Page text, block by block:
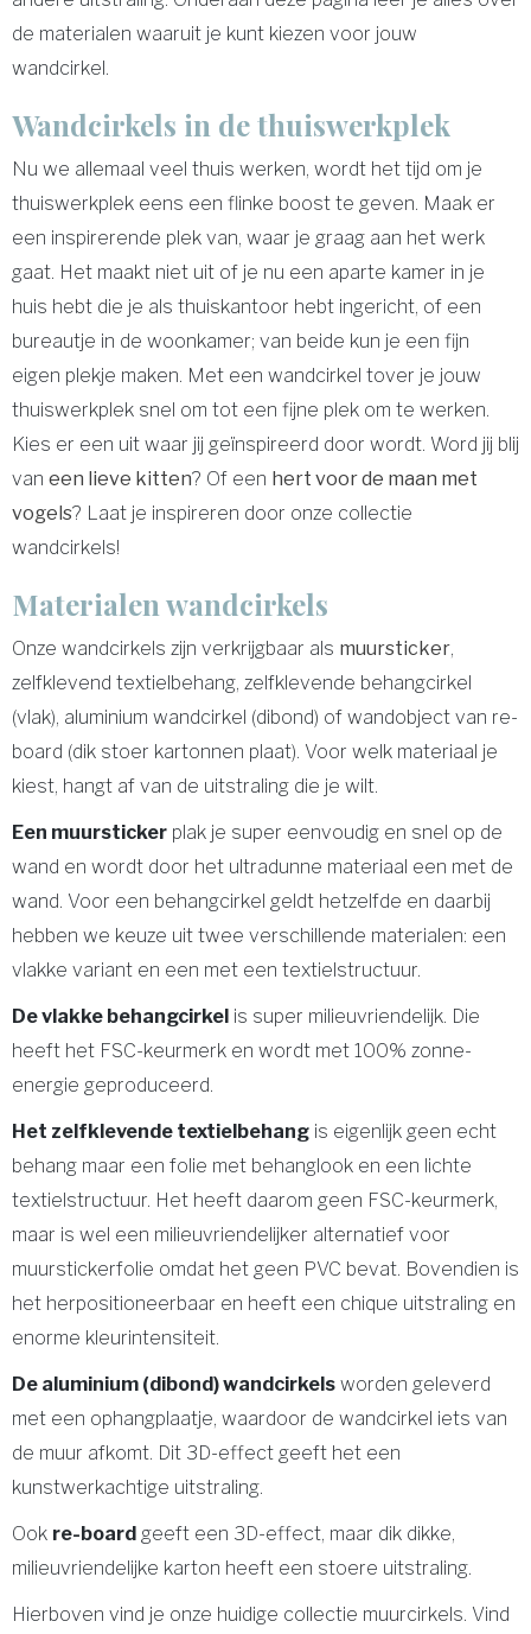
de materialen waaruit je kunt kiezen voor jouw
wandcirkel.
Wandcirkels in de thuiswerkplek
Nu we allemaal veel thuis werken, wordt het tijd om je
thuiswerkplek eens een flinke boost te geven. Maak er
een inspirerende plek van, waar je graag aan het werk
gaat. Het maakt niet uit of je nu een aparte kamer in je
huis hebt die je als thuiskantoor hebt ingericht, of een
bureautje in de woonkamer; van beide kun je een fijn
eigen plekje maken. Met een wandcirkel tover je jouw
thuiswerkplek snel om tot een fijne plek om te werken.
Kies er een uit waar jij geïnspireerd door wordt. Word jij blij
van een lieve kitten? Of een hert voor de maan met
vogels? Laat je inspireren door onze collectie
wandcirkels!
Materialen wandcirkels
Onze wandcirkels zijn verkrijgbaar als muursticker,
zelfklevend textielbehang, zelfklevende behangcirkel
(vlak), aluminium wandcirkel (dibond) of wandobject van re-
board (dik stoer kartonnen plaat). Voor welk materiaal je
kiest, hangt af van de uitstraling die je wilt.
Een muursticker plak je super eenvoudig en snel op de
wand en wordt door het ultradunne materiaal een met de
wand. Voor een behangcirkel geldt hetzelfde en daarbij
hebben we keuze uit twee verschillende materialen: een
vlakke variant en een met een textielstructuur.
De vlakke behangcirkel is super milieuvriendelijk. Die
heeft het FSC-keurmerk en wordt met 100% zonne-
energie geproduceerd.
Het zelfklevende textielbehang is eigenlijk geen echt
behang maar een folie met behanglook en een lichte
textielstructuur. Het heeft daarom geen FSC-keurmerk,
maar is wel een milieuvriendelijker alternatief voor
muurstickerfolie omdat het geen PVC bevat. Bovendien is
het herpositioneerbaar en heeft een chique uitstraling en
enorme kleurintensiteit.
De aluminium (dibond) wandcirkels worden geleverd
met een ophangplaatje, waardoor de wandcirkel iets van
de muur afkomt. Dit 3D-effect geeft het een
kunstwerkachtige uitstraling.
Ook re-board geeft een 3D-effect, maar dik dikke,
milieuvriendelijke karton heeft een stoere uitstraling.
Hierboven vind je onze huidige collectie muurcirkels. Vind